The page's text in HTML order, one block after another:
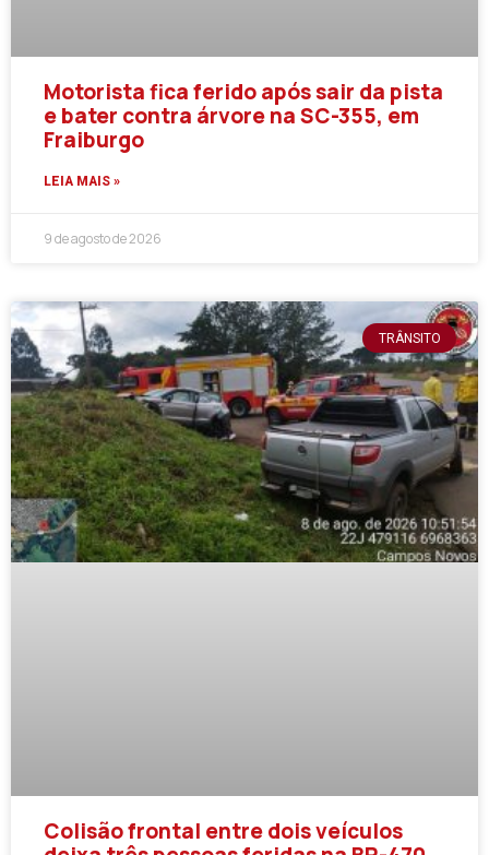
Motorista fica ferido após sair da pista
e bater contra árvore na SC-355, em
Fraiburgo
LEIA MAIS »
9 de agosto de 2026
TRÂNSITO
Colisão frontal entre dois veículos